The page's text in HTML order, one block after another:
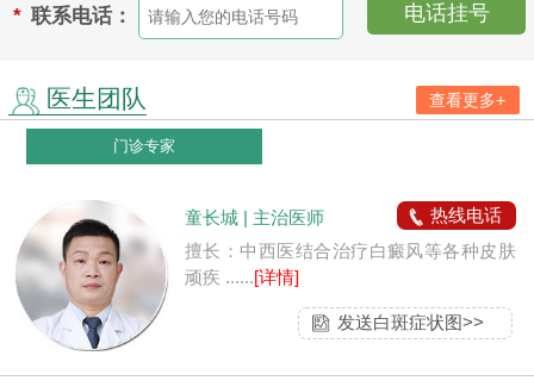
* 联系电话： 电话挂号
医生团队 查看更多+
门诊专家
童长城 | 主治医师
热线电话
擅长：中西医结合治疗白癜风等各种皮肤
顽疾 ......[详情]
发送白斑症状图>>